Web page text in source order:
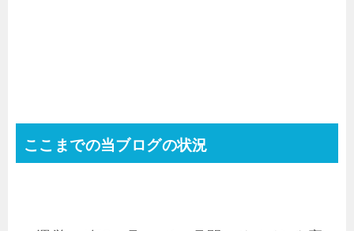
ここまでの当ブログの状況